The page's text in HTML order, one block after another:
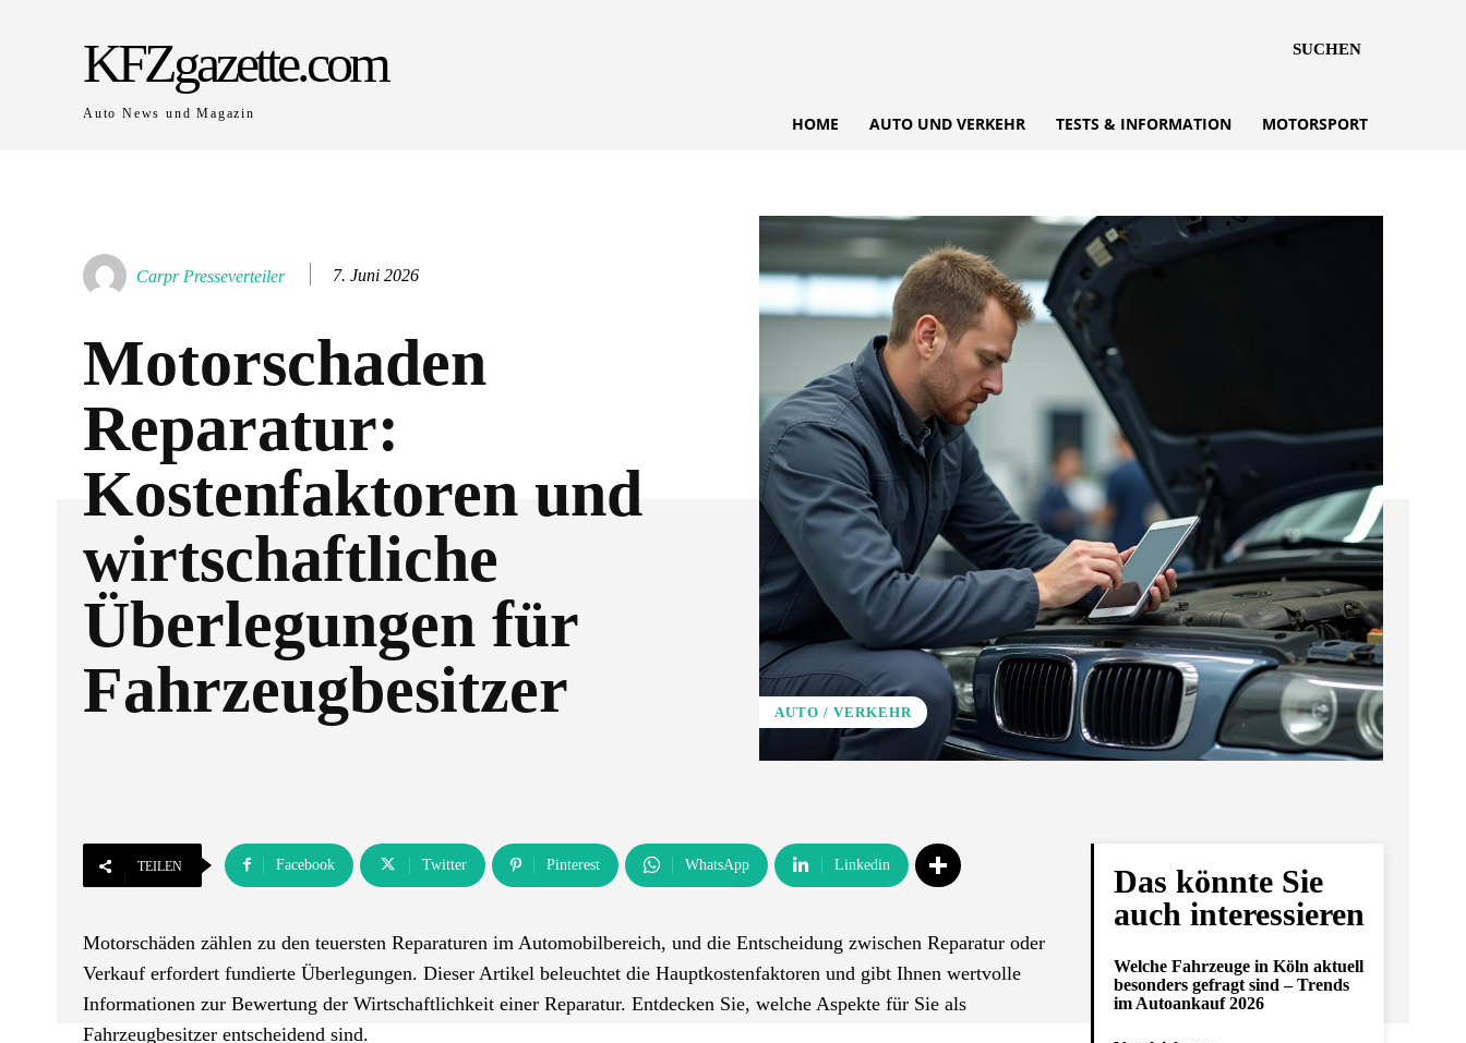
KFZgazette.com
Auto News und Magazin
SUCHEN
HOME AUTO UND VERKEHR TESTS & INFORMATION MOTORSPORT
Carpr Presseverteiler 7. Juni 2026
Motorschaden
Reparatur:
Kostenfaktoren und
wirtschaftliche
Überlegungen für
Fahrzeugbesitzer
AUTO / VERKEHR
TEILEN Facebook Twitter Pinterest WhatsApp Linkedin
Motorschäden zählen zu den teuersten Reparaturen im Automobilbereich, und die Entscheidung zwischen Reparatur oder
Verkauf erfordert fundierte Überlegungen. Dieser Artikel beleuchtet die Hauptkostenfaktoren und gibt Ihnen wertvolle
Informationen zur Bewertung der Wirtschaftlichkeit einer Reparatur. Entdecken Sie, welche Aspekte für Sie als
Fahrzeugbesitzer entscheidend sind.
Das könnte Sie
auch interessieren
Welche Fahrzeuge in Köln aktuell
besonders gefragt sind – Trends
im Autoankauf 2026